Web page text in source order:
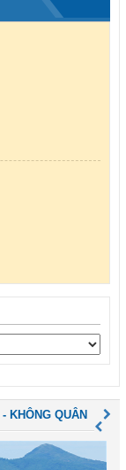
KHÔNG QUÂN